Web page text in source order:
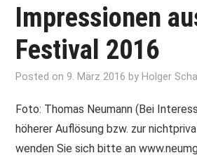
Impressionen
Festival 2016
Posted on 9. März 2016 by Holger
Foto: Thomas Neumann (Bei
höherer Auflösung bzw. zur
wenden Sie sich bitte an